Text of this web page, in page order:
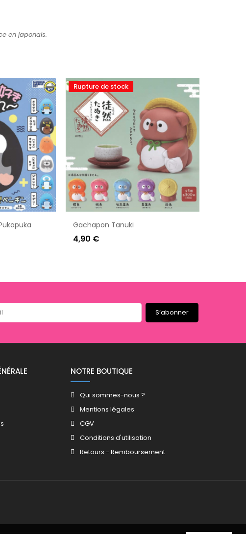
en japonais.
Rupture de stock
Gachapon Tanuki
4,90 €
S’abonner
NOTRE BOUTIQUE
Qui sommes-nous ?
Mentions légales
CGV
Conditions d'utilisation
Retours - Remboursement